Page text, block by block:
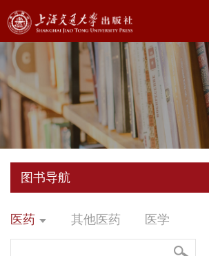
图书导航
医药 其他医药 医学